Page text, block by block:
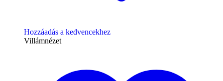
Hozzáadás a kedvencekhez
Villámnézet